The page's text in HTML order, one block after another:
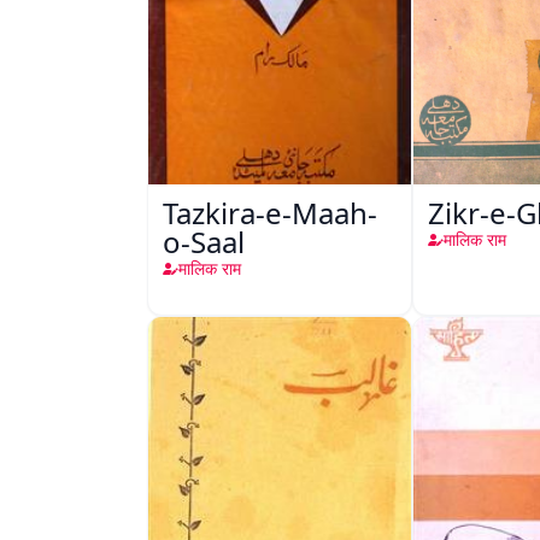
Tazkira-e-Maah-
o-Saal
मालिक राम
Zikr-e-
मालिक राम